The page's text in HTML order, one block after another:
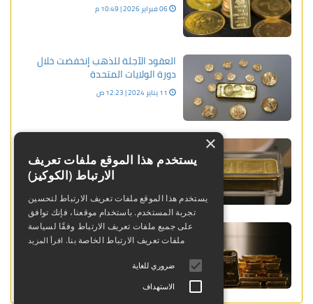
العقود الآجلة للذهب إنخفضت خلال
دورة الولايات المتحدة
إيران في إثارة مخاوف التضخم والفائدة
سر صعود أسعار الذهب بشكل
قياسي.. ليس الفيدرالي!
×
يستخدم هذا الموقع ملفات تعريف
الارتباط (الكوكيز)
يستخدم هذا الموقع ملفات تعريف الارتباط لتحسين
تجربة المستخدم. باستخدام موقعنا، فإنك توافق
على جميع ملفات تعريف الارتباط وفقًا لسياسة
ملفات تعريف الارتباط الخاصة بنا. اقرأ المزيد
ضروري للغاية
الاستهداف